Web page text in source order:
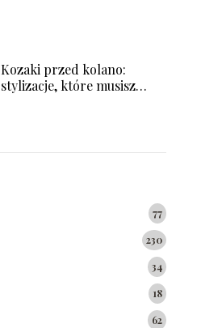
Kozaki przed kolano:
stylizacje, które musisz
77
230
34
18
62